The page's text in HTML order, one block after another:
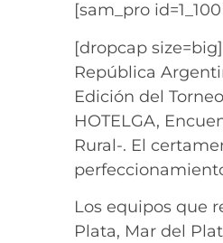
[sam_pro
[dropcap
República
Edición del
HOTELGA,
Rural-. El
Los equipos que
Plata, Mar del